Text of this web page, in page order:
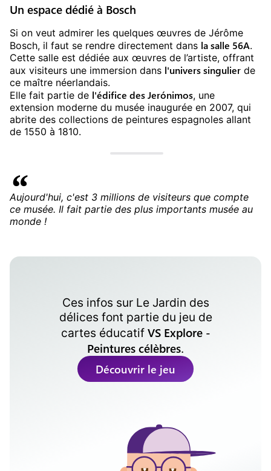
Un espace dédié à Bosch
Si on veut admirer les quelques œuvres de Jérôme
Bosch, il faut se rendre directement dans la salle 56A.
Cette salle est dédiée aux œuvres de l’artiste, offrant
aux visiteurs une immersion dans l'univers singulier de
ce maître néerlandais.
Elle fait partie de l'édifice des Jerónimos, une
extension moderne du musée inaugurée en 2007, qui
abrite des collections de peintures espagnoles allant
de 1550 à 1810.
Aujourd'hui, c'est 3 millions de visiteurs que compte
ce musée. Il fait partie des plus importants musée au
monde !
Ces infos sur Le Jardin des
délices font partie du jeu de
cartes éducatif VS Explore -
Peintures célèbres.
Découvrir le jeu